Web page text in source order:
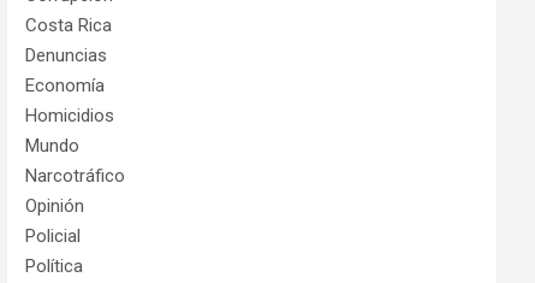
Costa Rica
Denuncias
Economía
Homicidios
Mundo
Narcotráfico
Opinión
Policial
Política